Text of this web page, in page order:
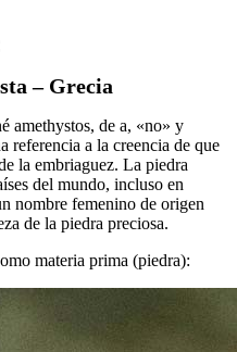
– Grecia
amethystos, de a, «no» y
referencia a la creencia de que
la embriaguez. La piedra
del mundo, incluso en
nombre femenino de origen
de la piedra preciosa.
materia prima (piedra):